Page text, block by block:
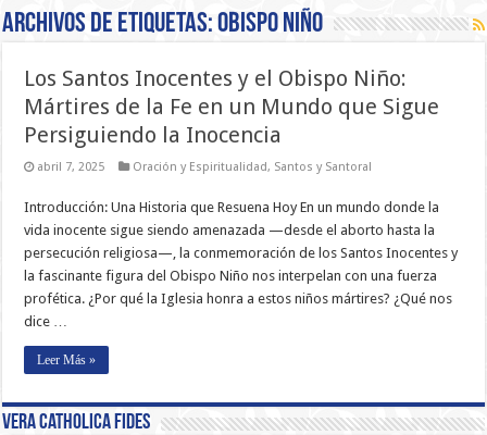
Archivos de etiquetas:Obispo Niño
Los Santos Inocentes y el Obispo Niño:
Mártires de la Fe en un Mundo que Sigue
Persiguiendo la Inocencia
abril 7, 2025 Oración y Espiritualidad, Santos y Santoral
Introducción: Una Historia que Resuena Hoy En un mundo donde la
vida inocente sigue siendo amenazada —desde el aborto hasta la
persecución religiosa—, la conmemoración de los Santos Inocentes y
la fascinante figura del Obispo Niño nos interpelan con una fuerza
profética. ¿Por qué la Iglesia honra a estos niños mártires? ¿Qué nos
dice …
Leer Más »
Vera Catholica Fides